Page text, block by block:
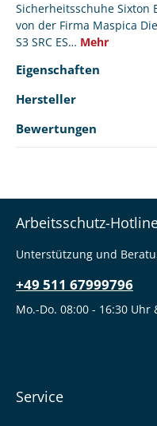
Sicherheitsschuhe Sixton
von der Firma Maspica
S3 SRC ES… Mehr
Eigenschaften
Hersteller
Bewertungen
Arbeitsschutz-
Unterstützung und
+49 511 67999796
Mo.-Do. 08:00 - 16:30 Uhr
Service